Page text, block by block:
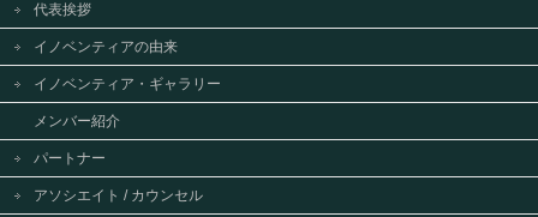
代表挨拶
イノベンティアの由来
イノベンティア・ギャラリー
メンバー紹介
パートナー
アソシエイト / カウンセル